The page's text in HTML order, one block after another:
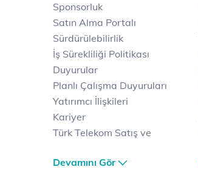
Sponsorluk
Satın Alma Portalı
Sürdürülebilirlik
İş Sürekliliği Politikası
Duyurular
Planlı Çalışma Duyuruları
Yatırımcı İlişkileri
Kariyer
Türk Telekom Satış ve
Türk Telekom Finansal
Devamını Gör